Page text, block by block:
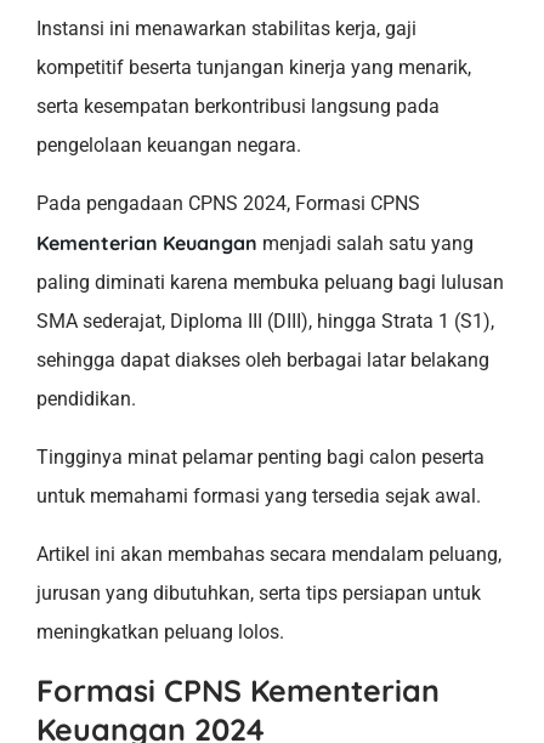
Instansi ini menawarkan stabilitas kerja, gaji
kompetitif beserta tunjangan kinerja yang menarik,
serta kesempatan berkontribusi langsung pada
pengelolaan keuangan negara.
Pada pengadaan CPNS 2024, Formasi CPNS
Kementerian Keuangan menjadi salah satu yang
paling diminati karena membuka peluang bagi lulusan
SMA sederajat, Diploma III (DIII), hingga Strata 1 (S1),
sehingga dapat diakses oleh berbagai latar belakang
pendidikan.
Tingginya minat pelamar penting bagi calon peserta
untuk memahami formasi yang tersedia sejak awal.
Artikel ini akan membahas secara mendalam peluang,
jurusan yang dibutuhkan, serta tips persiapan untuk
meningkatkan peluang lolos.
Formasi CPNS Kementerian
Keuangan 2024